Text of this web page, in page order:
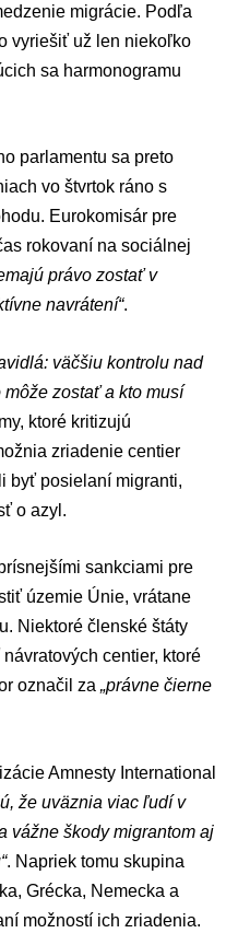
migrácie. Podľa
vyriešiť už len niekoľko
sa harmonogramu
parlamentu sa preto
vo štvrtok ráno s
Eurokomisár pre
rokovaní na sociálnej
právo zostať v
navrátení“.
väčšiu kontrolu nad
zostať a kto musí
ktoré kritizujú
zriadenie centier
byť posielaní migranti,
o azyl.
sankciami pre
územie Únie, vrátane
Niektoré členské štáty
centier, ktoré
označil za „právne čierne
Amnesty International
že uväznia viac ľudí v
vážne škody migrantom aj
. Napriek tomu skupina
Grécka, Nemecka a
možností ich zriadenia.